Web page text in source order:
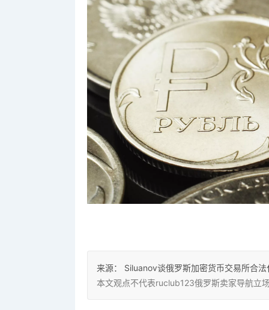
来源：
Siluanov谈俄罗斯加密货币交易所合法
本文观点不代表ruclub123俄罗斯卖家导航立